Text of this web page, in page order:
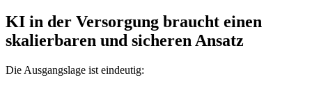
KI in der Versorgung braucht einen
skalierbaren und sicheren Ansatz
Die Ausgangslage ist eindeutig: